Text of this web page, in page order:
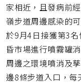
家相近，且發病前
嶺步道周邊感染的
於9月4日接獲第3
昏市場進行噴霧罐
周邊之環境噴消及
邊8條步道入口，每